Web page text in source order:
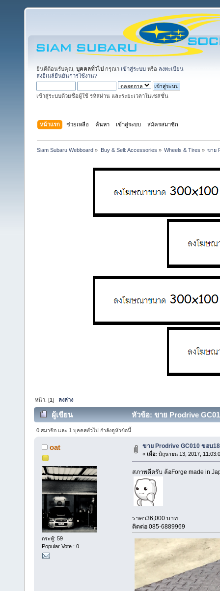
ยินดีต้อนรับคุณ, บุคคลทั่วไป กรุณา เข้าสู่ระบบ หรือ ลงทะเบียน
ส่งอีเมล์ยืนยันการใช้งาน?
เข้าสู่ระบบด้วยชื่อผู้ใช้ รหัสผ่าน และระยะเวลาในเซสชั่น
หน้าแรก ช่วยเหลือ ค้นหา เข้าสู่ระบบ สมัครสมาชิก
Siam Subaru Webboard » Buy & Sell: Accessories » Wheels & Tires » ขาย
หน้า: [1] ลงล่าง
ผู้เขียน หัวข้อ: ขาย Prodrive
0 สมาชิก และ 1 บุคคลทั่วไป กำลังดูหัวข้อนี้
oat
กระทู้: 59
Popular Vote : 0
ขาย Prodrive GC010 ขอบ
« เมื่อ: มิถุนายน 13, 2017,
สภาพดีครับ ล้อForge made in
ราคา36,000 บาท
ติดต่อ 085-6889969